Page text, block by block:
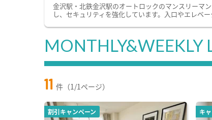
金沢駅・北鉄金沢駅のオートロックのマンスリーマ
し、セキュリティを強化しています。入口やエレベ
MONTHLY&WEEKLY
11 件（1/1ページ）
割引キャンペーン キ